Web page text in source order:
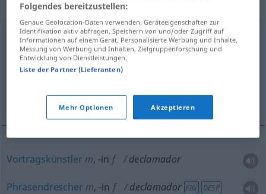
„declamador“: masculino
declamadorm,declamadoraf
Übersicht aller Übersetzungen
(Für mehr Details die Übersetzung anklicken/antippen)
Vortragskünstler, Phrasendrescher
Vortragskünstler m, -in f declamador
Phrasendrescher m, -in f declamador FIG DESP
Folgendes bereitzustellen:
Genaue Geolocation-Daten verwenden. Geräteeigenschaften zur
Identifikation aktiv abfragen. Speichern von und/oder Zugriff auf
Informationen auf einem Gerät. Personalisierte Werbung und Inhalte,
Messung von Werbung und Inhalten, Zielgruppenforschung und
Entwicklung von Dienstleistungen.
Liste der Partner (Lieferanten)
Mehr Optionen Akzeptieren